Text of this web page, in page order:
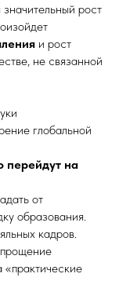
рост
и рост
не связанной
глобальной
перейдут на
от
образования.
кадров.